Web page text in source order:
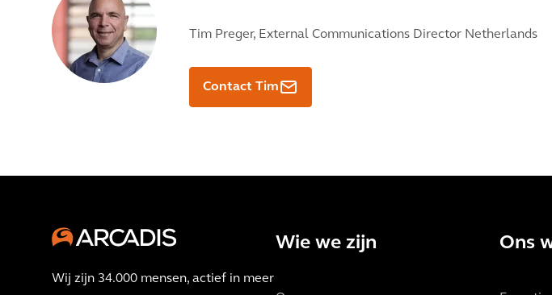
Tim Preger, External Communications Director Netherlands
Contact Tim
Wij zijn 34.000 mensen, actief in meer
Wie we zijn Ons